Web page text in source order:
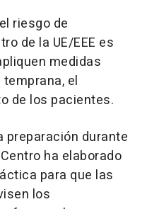
riesgo de
de la UE/EEE es
medidas
el
de los pacientes.
preparación durante
ha elaborado
para que las
los